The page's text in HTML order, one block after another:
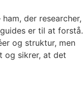
der researcher,
er til at forstå.
og struktur, men
og sikrer, at det